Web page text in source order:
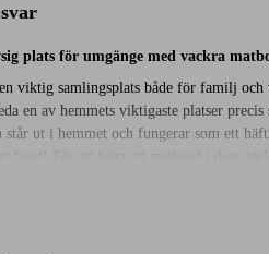
plats för umgänge med vackra
viktig samlingsplats både för familj
en av hemmets viktigaste platser
står ut i hemmet och fungerar som ett
bord! För att hitta ett matbord i den
På så sätt kan du vara säker på att